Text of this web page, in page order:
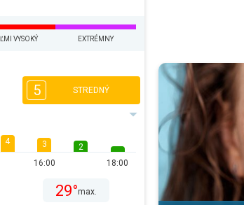
VYSOKÝ EXTRÉMNY
5 STREDNÝ
4
3
16:00
2
18:00
29°max.
Je UV žiarenie